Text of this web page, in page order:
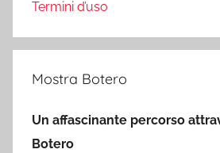
Termini d’uso
Mostra Botero
Un affascinante percorso
Botero